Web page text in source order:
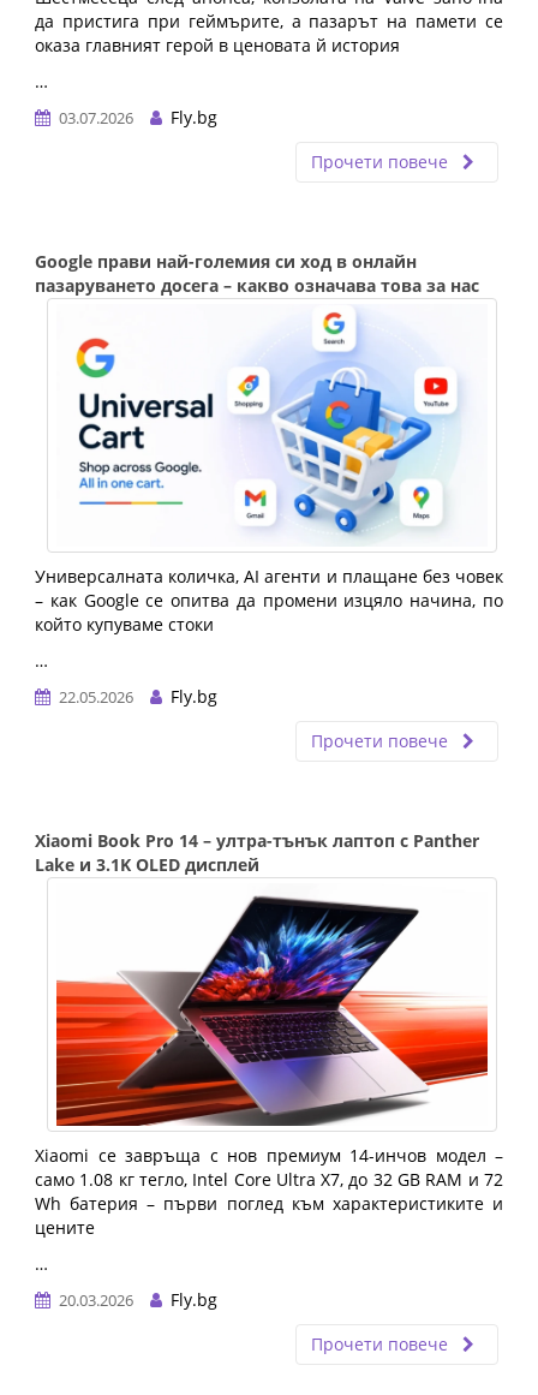
да пристига при геймърите, а пазарът на памети се
оказа главният герой в ценовата й история
…
03.07.2026
Fly.bg
Прочети повече
Google прави най-големия си ход в онлайн
пазаруването досега – какво означава това за нас
Универсалната количка, AI агенти и плащане без човек
– как Google се опитва да промени изцяло начина, по
който купуваме стоки
…
22.05.2026
Fly.bg
Прочети повече
Xiaomi Book Pro 14 – ултра-тънък лаптоп с Panther
Lake и 3.1K OLED дисплей
Xiaomi се завръща с нов премиум 14-инчов модел –
само 1.08 кг тегло, Intel Core Ultra X7, до 32 GB RAM и 72
Wh батерия – първи поглед към характеристиките и
цените
…
20.03.2026
Fly.bg
Прочети повече